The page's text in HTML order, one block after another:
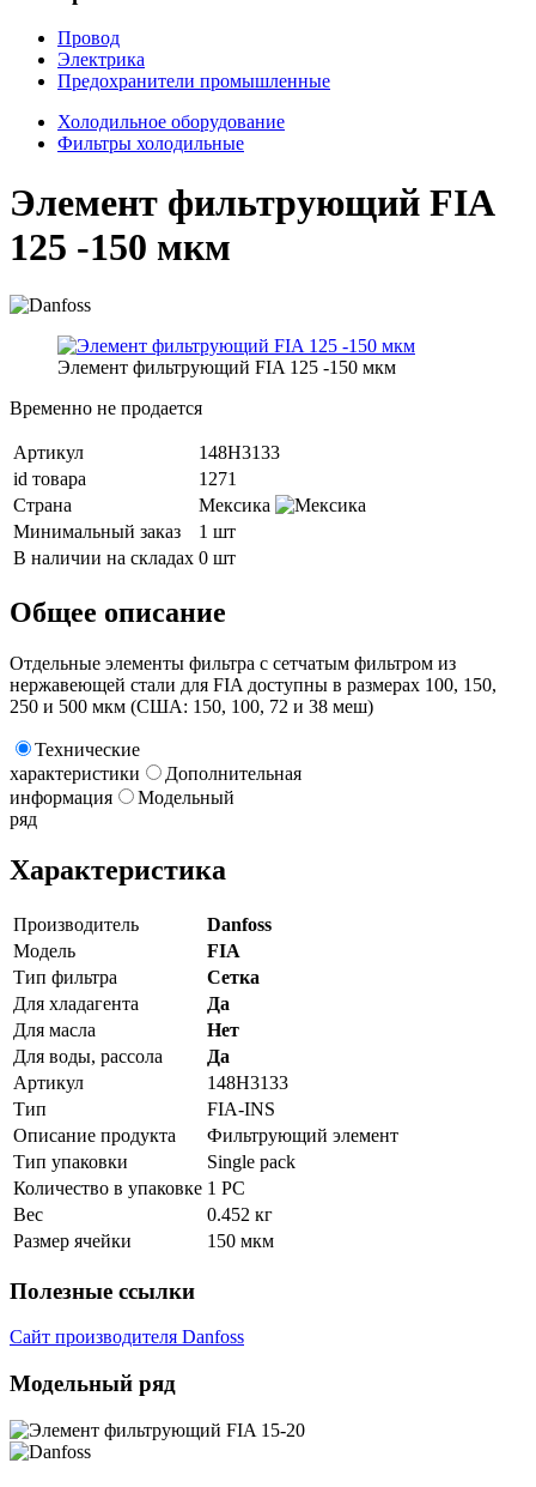
Провод
Электрика
Предохранители промышленные
Холодильное оборудование
Фильтры холодильные
Элемент фильтрующий FIA
125 -150 мкм
Элемент фильтрующий FIA 125 -150 мкм
Временно не продается
Артикул
148H3133
id товара
1271
Страна
Мексика
Минимальный заказ
1 шт
В наличии на складах 0 шт
Общее описание
Отдельные элементы фильтра с сетчатым фильтром из
нержавеющей стали для FIA доступны в размерах 100, 150,
250 и 500 мкм (США: 150, 100, 72 и 38 меш)
Технические
характеристики
Дополнительная
информация
Модельный
ряд
Характеристика
Производитель
Danfoss
Модель
FIA
Тип фильтра
Сетка
Для хладагента
Да
Для масла
Нет
Для воды, рассола
Да
Артикул
148H3133
Тип
FIA-INS
Описание продукта
Фильтрующий элемент
Тип упаковки
Single pack
Количество в упаковке 1 PC
Вес
0.452 кг
Размер ячейки
150 мкм
Полезные ссылки
Сайт производителя Danfoss
Модельный ряд